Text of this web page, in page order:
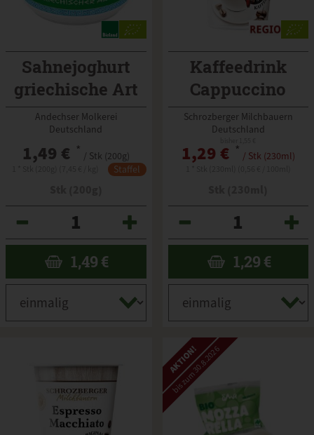
Sahnejoghurt
griechische Art
200g
Andechser Molkerei
Deutschland
1,49 € * / Stk (200g)
Staffel
1,49 €
Kaffeedrink
Cappuccino
Schrozberger Milchbauern
Deutschland
1,29 € * / Stk (230ml)
1,29 €
AKTION!
bis zum 30.8.2026